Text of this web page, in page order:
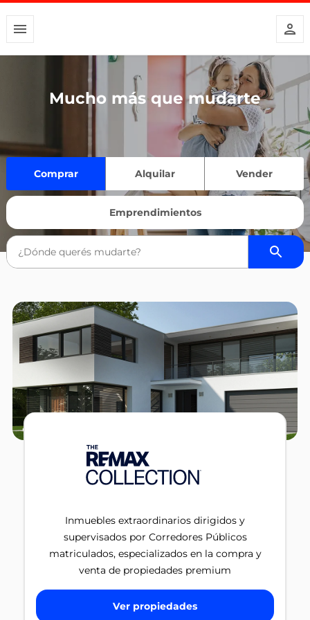
Mucho más que mudarte
Comprar Alquilar Vender
Emprendimientos
Inmuebles extraordinarios dirigidos y
supervisados por Corredores Públicos
matriculados, especializados en la compra y
venta de propiedades premium
Ver propiedades